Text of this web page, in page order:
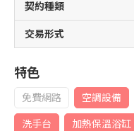
契約種類
交易形式
特色
免費網路 空調設備
洗手台
加熱保溫浴缸